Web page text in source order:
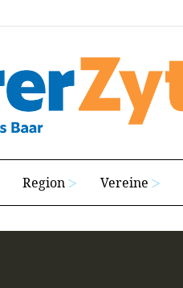
Region Vereine